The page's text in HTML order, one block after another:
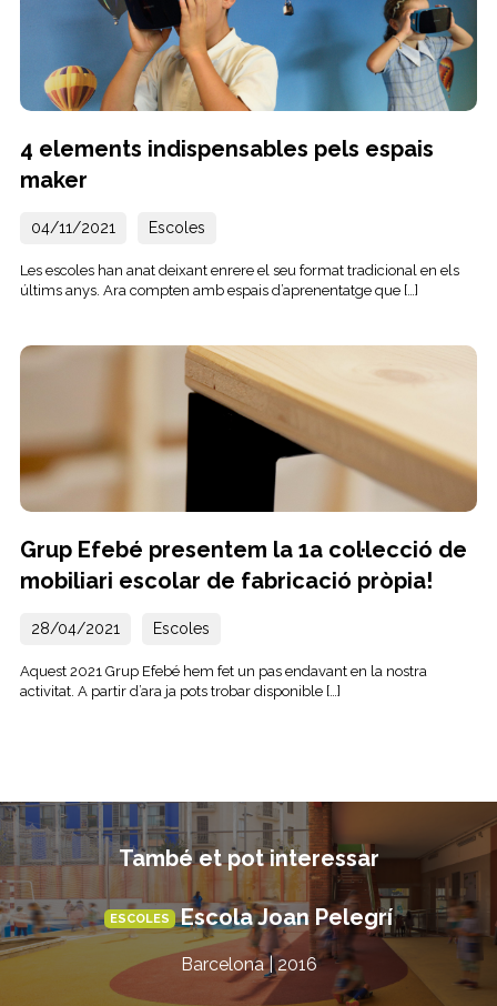
4 elements indispensables pels espais
maker
04/11/2021 Escoles
Les escoles han anat deixant enrere el seu format tradicional en els
últims anys. Ara compten amb espais d’aprenentatge que […]
Grup Efebé presentem la 1a col·lecció de
mobiliari escolar de fabricació pròpia!
28/04/2021 Escoles
Aquest 2021 Grup Efebé hem fet un pas endavant en la nostra
activitat. A partir d’ara ja pots trobar disponible […]
També et pot interessar
ESCOLES Escola Joan Pelegrí
Barcelona | 2016